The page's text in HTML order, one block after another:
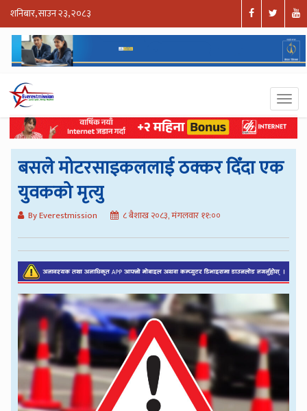
शनिबार, साउन २३, २०८३
बसले मोटरसाइकललाई ठक्कर दिँदा एक
युवकको मृत्यु
By Everestmission ८ बैशाख २०८३, मंगलवार ११:००